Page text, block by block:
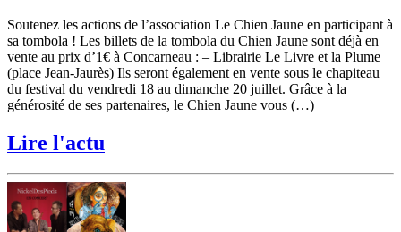
Soutenez les actions de l’association Le Chien Jaune en participant à
sa tombola ! Les billets de la tombola du Chien Jaune sont déjà en
vente au prix d’1€ à Concarneau : – Librairie Le Livre et la Plume
(place Jean-Jaurès) Ils seront également en vente sous le chapiteau
du festival du vendredi 18 au dimanche 20 juillet. Grâce à la
générosité de ses partenaires, le Chien Jaune vous (…)
Lire l'actu